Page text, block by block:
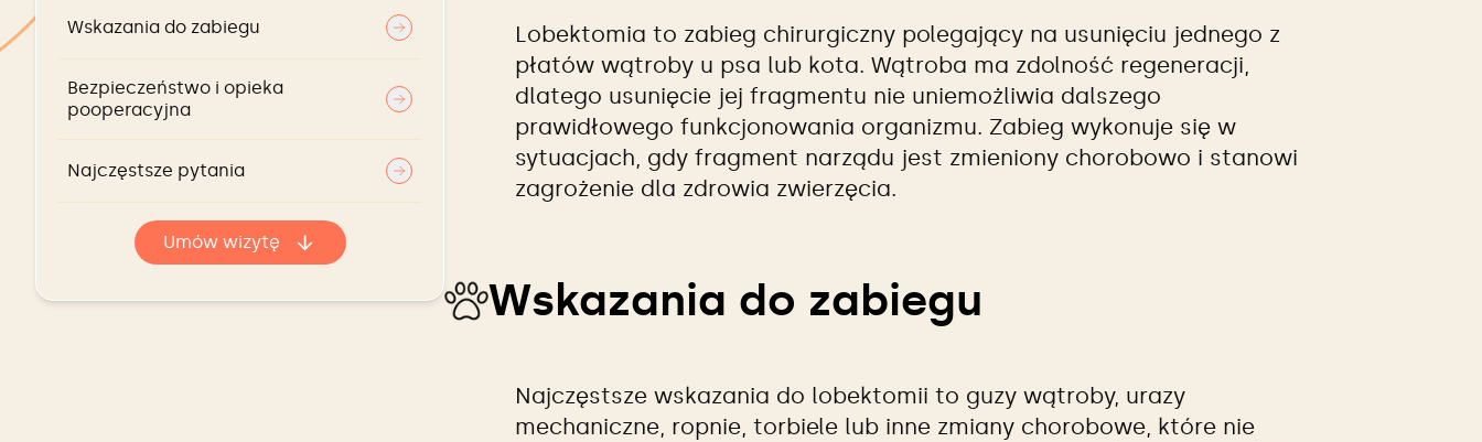
Wskazania do zabiegu
Bezpieczeństwo i opieka
pooperacyjna
Najczęstsze pytania
Umów wizytę
Lobektomia to zabieg chirurgiczny polegający na usunięciu jednego z
płatów wątroby u psa lub kota. Wątroba ma zdolność regeneracji,
dlatego usunięcie jej fragmentu nie uniemożliwia dalszego
prawidłowego funkcjonowania organizmu. Zabieg wykonuje się w
sytuacjach, gdy fragment narządu jest zmieniony chorobowo i stanowi
zagrożenie dla zdrowia zwierzęcia.
Wskazania do zabiegu
Najczęstsze wskazania do lobektomii to guzy wątroby, urazy
mechaniczne, ropnie, torbiele lub inne zmiany chorobowe, które nie